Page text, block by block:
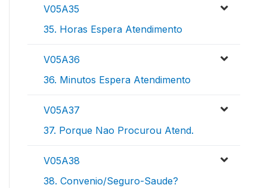
V05A35
35. Horas Espera Atendimento
V05A36
36. Minutos Espera Atendimento
V05A37
37. Porque Nao Procurou Atend.
V05A38
38. Convenio/Seguro-Saude?